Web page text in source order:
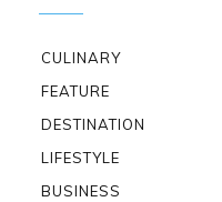
CULINARY
FEATURE
DESTINATION
LIFESTYLE
BUSINESS